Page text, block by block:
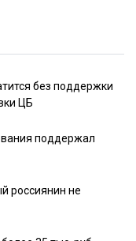
без поддержки
ЦБ
поддержал
россиянин не